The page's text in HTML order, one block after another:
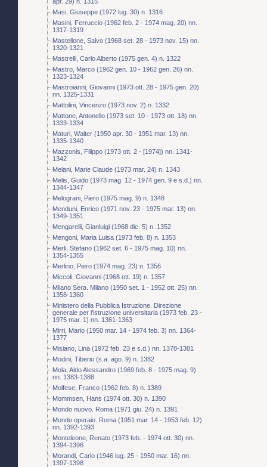
Masi, Giuseppe (1972 lug. 30) n. 1316
Masini, Ferruccio (1962 feb. 2 - 1974 mag. 20) nn.
1317-1319
Mastellone, Salvo (1968 set. 28 - 1973 nov. 15) nn.
1320-1321
Mastrelli, Carlo Alberto (1975 gen. 4) n. 1322
Mastro, Marco (1962 gen. 10 - 1962 gen. 26) nn.
1323-1324
Mastroianni, Giovanni (1973 ott. 28 - 1975 gen. 20)
nn. 1325-1331
Mattolini, Vincenzo (1973 nov. 2) n. 1332
Mattone, Antonello (1973 set. 10 - 1973 ott. 18) nn.
1333-1334
Maturi, Walter (1950 apr. 30 - 1951 mar. 13) nn.
1335-1340
Mazzonis, Filippo (1973 ott. 2 - [1974]) nn. 1341-
1342
Melani, Marie Claude (1973 mar. 24) n. 1343
Melis, Guido (1973 mag. 12 - 1974 gen. 9 e s.d.) nn.
1344-1347
Melograni, Piero (1975 mag. 9) n. 1348
Menduni, Enrico (1971 nov. 23 - 1975 mar. 13) nn.
1349-1351
Mengarelli, Gianluigi (1968 dic. 5) n. 1352
Mengoni, Maria Luisa (1973 feb. 8) n. 1353
Merli, Stefano (1962 set. 6 - 1975 mag. 10) nn.
1354-1355
Merlino, Piero (1974 mag. 23) n. 1356
Miccoli, Giovanni (1968 ott. 19) n. 1357
Milano Sera. Milano (1950 set. 1 - 1952 ott. 25) nn.
1358-1360
Ministero della Pubblica Istruzione. Direzione
generale per l'istruzione universitaria (1973 feb. 23 -
1975 mar. 1) nn. 1361-1363
Mirri, Mario (1950 mar. 14 - 1974 feb. 3) nn. 1364-
1377
Misiano, Lina (1972 feb. 23 e s.d.) nn. 1378-1381
Modini, Tiberio (s.a. ago. 9) n. 1382
Mola, Aldo Alessandro (1969 feb. 8 - 1975 mag. 9)
nn. 1383-1388
Molfese, Franco (1962 feb. 8) n. 1389
Mommsen, Hans (1974 ott. 30) n. 1390
Mondo nuovo. Roma (1971 giu. 24) n. 1391
Mondo operaio. Roma (1951 mar. 14 - 1953 feb. 12)
nn. 1392-1393
Monteleone, Renato (1973 feb. - 1974 ott. 30) nn.
1394-1396
Morandi, Carlo (1946 lug. 25 - 1950 mar. 16) nn.
1397-1398